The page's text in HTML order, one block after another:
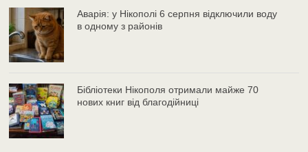
Аварія: у Нікополі 6 серпня відключили воду
в одному з районів
Бібліотеки Нікополя отримали майже 70
нових книг від благодійниці